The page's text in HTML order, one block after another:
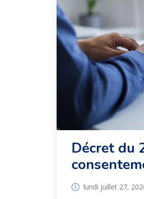
Décret du
lundi juillet 27,